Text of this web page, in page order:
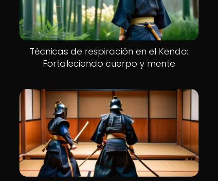
Técnicas de respiración en el Kendo:
Fortaleciendo cuerpo y mente